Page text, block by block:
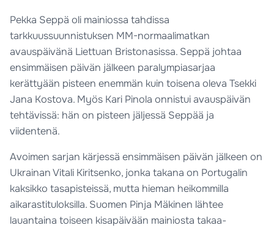
Pekka Seppä oli mainiossa tahdissa
tarkkuussuunnistuksen MM-normaalimatkan
avauspäivänä Liettuan Bristonasissa. Seppä johtaa
ensimmäisen päivän jälkeen paralympiasarjaa
kerättyään pisteen enemmän kuin toisena oleva Tsekki
Jana Kostova. Myös Kari Pinola onnistui avauspäivän
tehtävissä: hän on pisteen jäljessä Seppää ja
viidentenä.
Avoimen sarjan kärjessä ensimmäisen päivän jälkeen on
Ukrainan Vitali Kiritsenko, jonka takana on Portugalin
kaksikko tasapisteissä, mutta hieman heikommilla
aikarastituloksilla. Suomen Pinja Mäkinen lähtee
lauantaina toiseen kisapäivään mainiosta takaa-